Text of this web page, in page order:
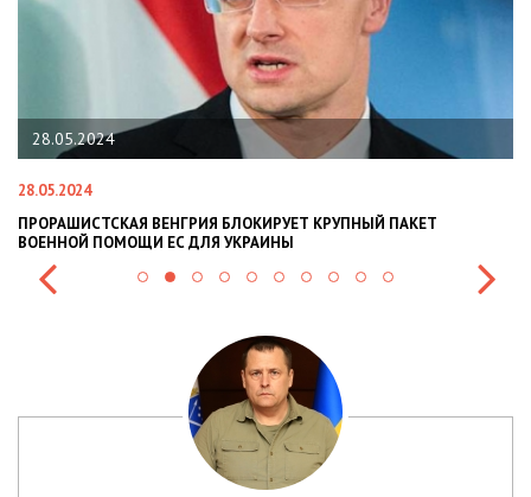
28.05.2024
28.05.2024
ПРОРАШИСТСКАЯ ВЕНГРИЯ БЛОКИРУЕТ КРУПНЫЙ ПАКЕТ
ВОЕННОЙ ПОМОЩИ ЕС ДЛЯ УКРАИНЫ